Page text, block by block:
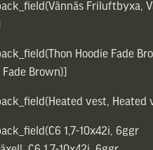
Friluftbyxa,
Hoodie Fade
Brown)]
vest, Heated
1,7-10x42i, 6ggr